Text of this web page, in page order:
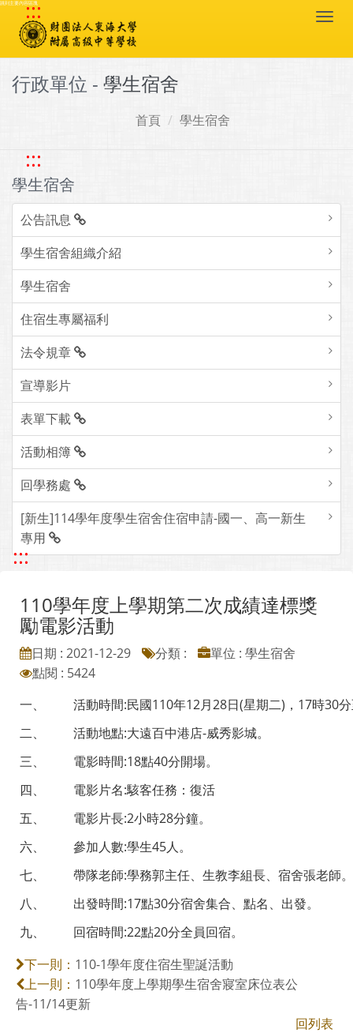
跳到主要內容區塊
:::
行政單位 - 學生宿舍
首頁 學生宿舍
:::
學生宿舍
公告訊息
學生宿舍組織介紹
學生宿舍
住宿生專屬福利
法令規章
宣導影片
表單下載
活動相簿
回學務處
[新生]114學年度學生宿舍住宿申請-國一、高一新生
專用
:::
110學年度上學期第二次成績達標獎
勵電影活動
日期 : 2021-12-29 分類 :
單位 : 學生宿舍
點閱 : 5424
一、
活動時間:民國110年12月28日(星期二)，17時30
二、
活動地點:大遠百中港店-威秀影城。
三、
電影時間:18點40分開場。
四、
電影片名:駭客任務：復活
五、
電影片長:2小時28分鐘。
六、
參加人數:學生45人。
七、
帶隊老師:學務郭主任、生教李組長、宿舍張老師。
八、
出發時間:17點30分宿舍集合、點名、出發。
九、
回宿時間:22點20分全員回宿。
下一則： 110-1學年度住宿生聖誕活動
上一則： 110學年度上學期學生宿舍寢室床位表公
告-11/14更新
回列表